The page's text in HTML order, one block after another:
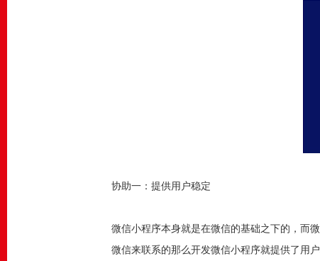
协助一：提供用户稳定
微信小程序本身就是在微信的基础之下的，而
微信来联系的那么开发微信小程序就提供了用户